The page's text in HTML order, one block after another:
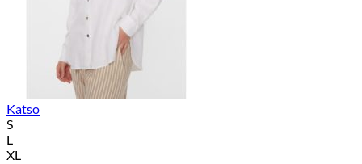
Katso
S
L
XL